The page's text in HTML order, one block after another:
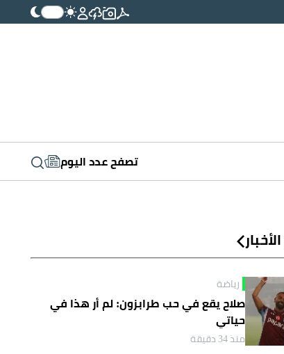
تصفح عدد اليوم
رياضة
صلاح يقع في حب طرابزون: لم أر هذا في
حياتي
منذ 34 دقيقة